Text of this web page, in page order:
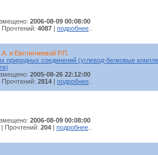
2006-08-09 00:08:00
| Прочтений: 4087 подробнее
и Евстигнеевой Р.П.
природных соединений (углевод-белковые
2005-08-26 22:12:00
| Прочтений: 2814 подробнее
2006-08-09 00:08:00
| Прочтений: 204 подробнее